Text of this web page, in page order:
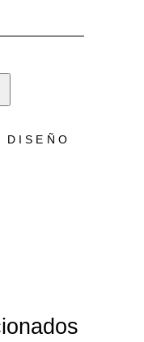
DISEÑO